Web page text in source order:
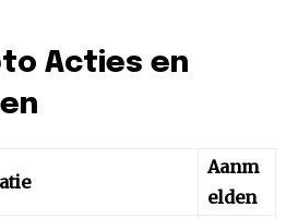
Acties en
Aanm
elden